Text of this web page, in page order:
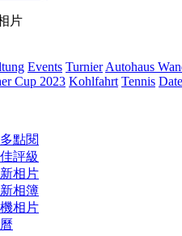
片
Events Turnier Autohaus
Cup 2023 Kohlfahrt Tennis
點閱
評級
相片
相簿
相片